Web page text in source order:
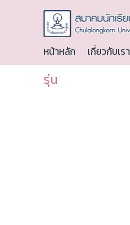
หน้าหลัก เกี่ยวกับเรา
รุ่น